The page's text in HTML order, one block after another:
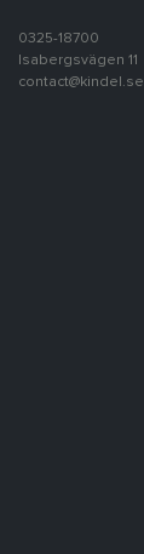
0325-18700
Isabergsvägen 11
contact@kindel.se